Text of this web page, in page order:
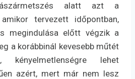
alatt azt a
tervezett időpontban,
megindulása előtt végzik a
a korábbinál kevesebb műtét
kényelmetlenségre lehet
azért, mert már nem lesz